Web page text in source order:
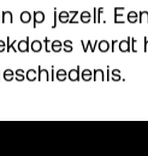
op jezelf.